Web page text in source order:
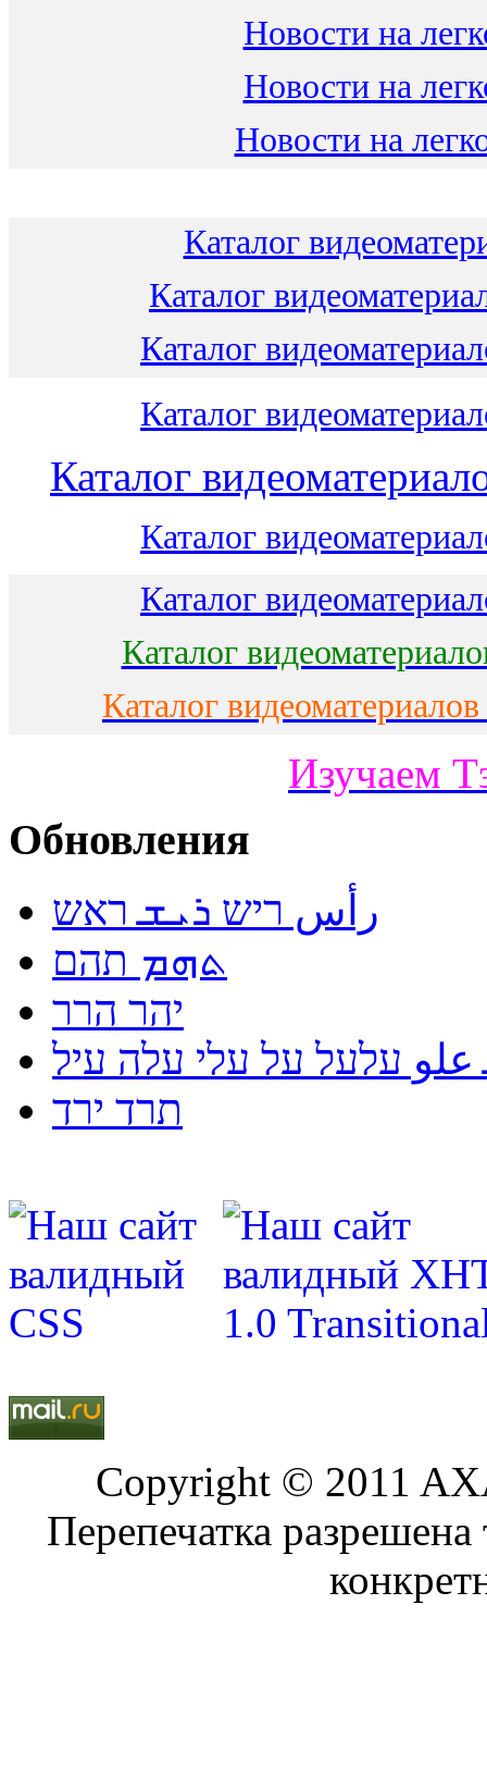
Новости на
Новости на
Новости на
Каталог
Каталог
Каталог
Каталог
Каталог
Каталог
Каталог
Каталог
Каталог
Изучаем
Обновления
رأس ריש ܪܝܫ ראש
ܬܗܡ תהם
יהר הרר
עלעל על עלי עלה עיל
תרד ירד
Copyright © 2011
Перепечатка